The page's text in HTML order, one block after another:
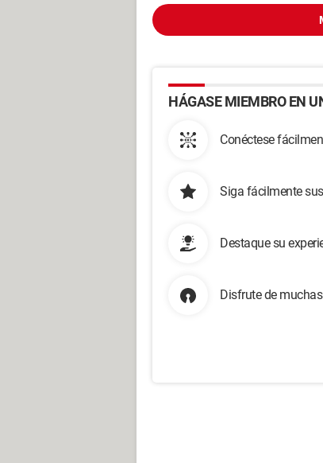
HÁGASE MIEMBRO EN
Conéctese
Siga fácilmente
Destaque su
Disfrute de